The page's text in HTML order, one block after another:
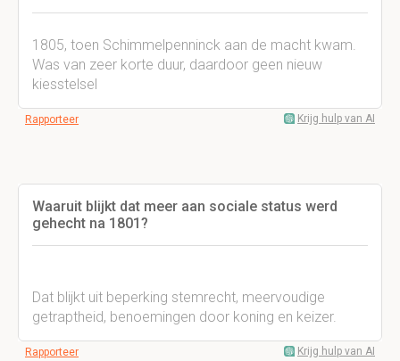
1805, toen Schimmelpenninck aan de macht kwam.
Was van zeer korte duur, daardoor geen nieuw
kiesstelsel
Rapporteer Krijg hulp van AI
Waaruit blijkt dat meer aan sociale status werd
gehecht na 1801?
Dat blijkt uit beperking stemrecht, meervoudige
getraptheid, benoemingen door koning en keizer.
Rapporteer Krijg hulp van AI